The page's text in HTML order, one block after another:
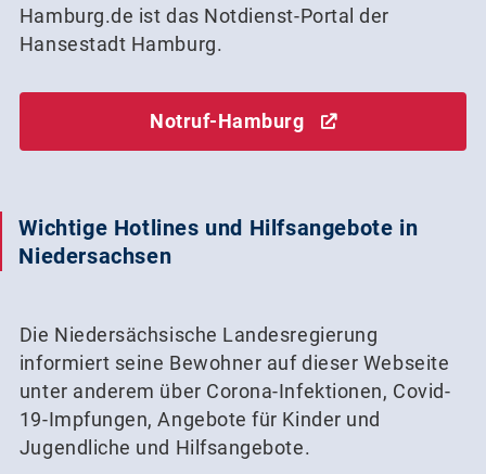
Hamburg.de ist das Notdienst-Portal der
Hansestadt Hamburg.
Notruf-Hamburg
Wichtige Hotlines und Hilfsangebote in
Niedersachsen
Die Niedersächsische Landesregierung
informiert seine Bewohner auf dieser Webseite
unter anderem über Corona-Infektionen, Covid-
19-Impfungen, Angebote für Kinder und
Jugendliche und Hilfsangebote.